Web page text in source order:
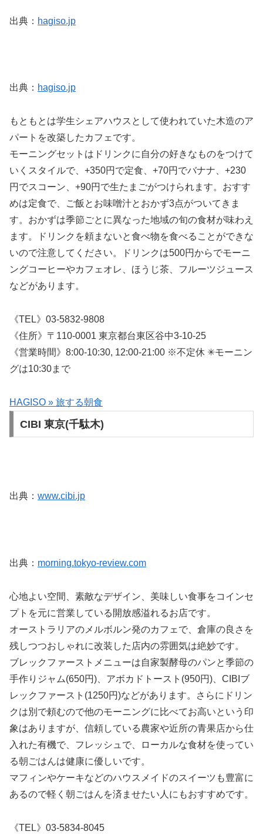
出典： hagiso.jp
出典： hagiso.jp
もともとは学生シェアハウスとして使われていた木造のア
パートを改築したカフェです。
モーニングセットはドリンクに自分の好きなものをつけて
いくスタイルで、+350円で定食、+70円でバナナ、+230
円でスコーン、+90円で生たまごがつけられます。おすす
めは定食で、ご飯とお味噌汁とおかず3点がついてきま
す。おかずは季節ごとに異なった地域の旬の食材が味わえ
ます。ドリンクを頼まないと食べ物を食べることができな
いので注意してください。ドリンクは500円からでモーニ
ングコーヒーやカフェオレ、ほうじ茶、フルーツジュース
などがあります。
《TEL》03-5832-9808
《住所》〒110-0001 東京都台東区谷中3-10-25
《営業時間》8:00-10:30, 12:00-21:00 ※不定休 ✳︎モーニン
グは10:30まで
HAGISO » 旅する朝食
CIBI 東京(千駄木)
出典： www.cibi.jp
出典： morning.tokyo-review.com
心地よい空間、素敵なデザイン、美味しい食事をコインセ
プトを元に営業している開放感溢れるお店です。
オーストラリアのメルボルン発のカフェで、倉庫の良さを
残しつつおしゃれに改装した店内の雰囲気は絶妙です。
ブレックファーストメニューは自家製酵母のパンと季節の
手作りジャム(650円)、アボカドトースト(950円)、CIBIブ
レックファースト(1250円)などがあります。さらにドリン
クは別で頼むので他のモーニングに比べてお高いという印
象はありますが、信頼している農家や近所の青果店から仕
入れた有機で、フレッシュで、ローカルな食材を使ってい
る朝ごはんは健康に優しいです。
マフィンやケーキなどのハウスメイドのスイーツも豊富に
あるので軽く朝ごはんを済ませたい人にもおすすめです。
《TEL》03-5834-8045